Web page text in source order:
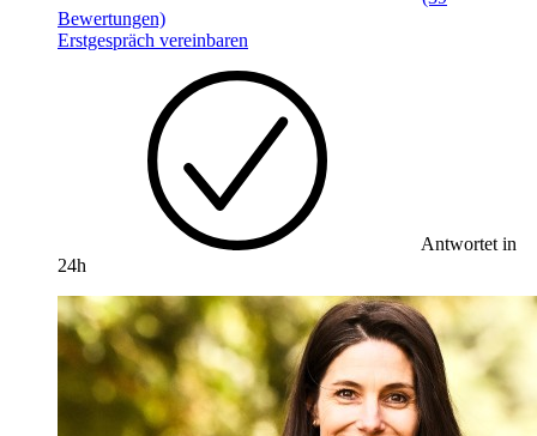
Bewertungen)
Erstgespräch vereinbaren
Antwortet in
24h